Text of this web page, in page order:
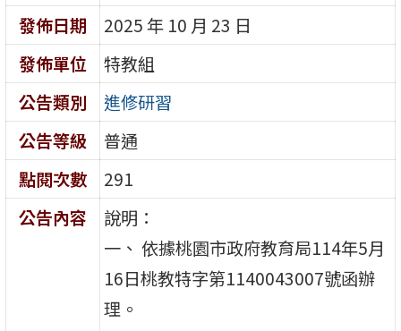
發佈日期
2025 年 10 月 23 日
發佈單位
特教組
公告類別
進修研習
公告等級
普通
點閱次數
291
公告內容
說明：
一、 依據桃園市政府教育局114年5月
16日桃教特字第1140043007號函辦
理。